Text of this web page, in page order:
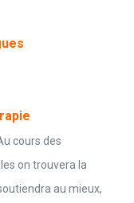
cours des
on trouvera la
au mieux,